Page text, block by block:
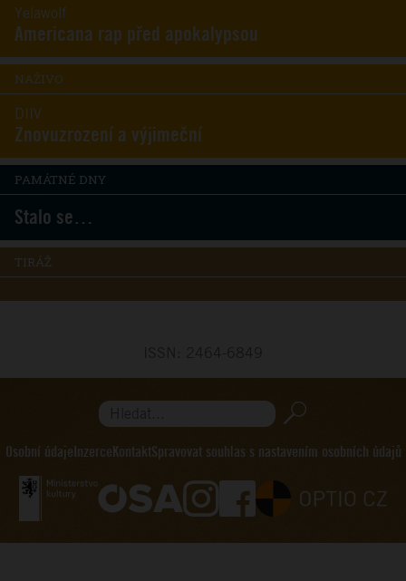
Yelawolf
Americana rap před apokalypsou
NAŽIVO
DIIV
Znovuzrození a výjimeční
PAMÁTNÉ DNY
Stalo se…
TIRÁŽ
Hledat...
Osobní údajeInzerceKontaktSpravovat souhlas s nastavením osobních údajů